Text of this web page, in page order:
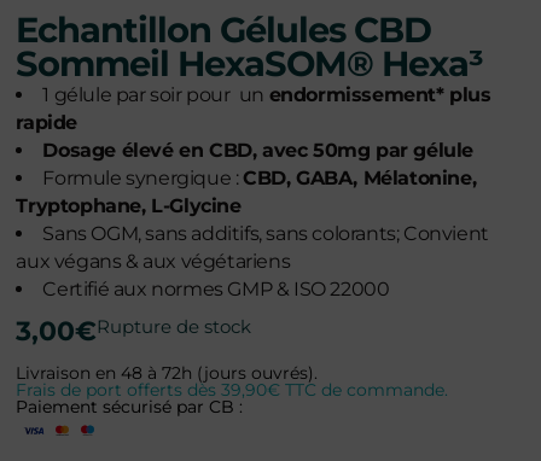
Echantillon Gélules CBD
Sommeil HexaSOM® Hexa³
1 gélule par soir pour un endormissement* plus
rapide
Dosage élevé en CBD, avec 50mg par gélule
Formule synergique :CBD, GABA, Mélatonine,
Tryptophane, L-Glycine
Sans OGM, sans additifs, sans colorants; Convient
aux végans & aux végétariens
Certifié aux normes GMP & ISO 22000
3,00€Rupture de stock
Livraison en 48 à 72h (jours ouvrés).
Frais de port offerts dès 39,90€ TTC de commande.
Paiement sécurisé par CB :